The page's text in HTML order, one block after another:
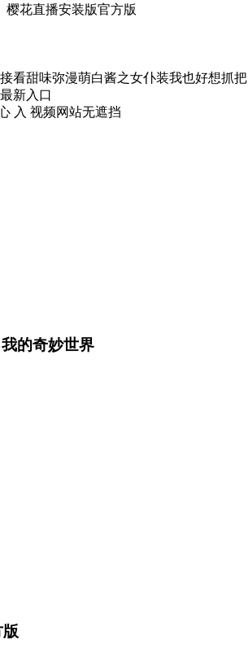
樱花直播安装版官方版
看甜味弥漫萌白酱之女仆装我也好想抓把
新入口
入 视频网站无遮挡
的奇妙世界